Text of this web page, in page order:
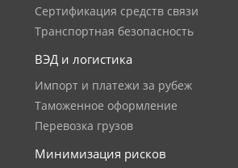
Сертификация средств связи
Транспортная безопасность
ВЭД и логистика
Импорт и платежи за рубеж
Таможенное оформление
Перевозка грузов
Минимизация рисков